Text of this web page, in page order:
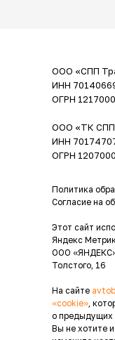
ООО «СПП
ИНН
ОГРН
ООО «ТК
ИНН
ОГРН
Политика
Согласие на
Этот сайт
Яндекс
ООО
Толстого, 16
На сайте
«cookie» ,
о предыдущих
Вы не хотите